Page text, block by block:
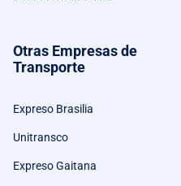
Otras Empresas de
Transporte
Expreso Brasilia
Unitransco
Expreso Gaitana